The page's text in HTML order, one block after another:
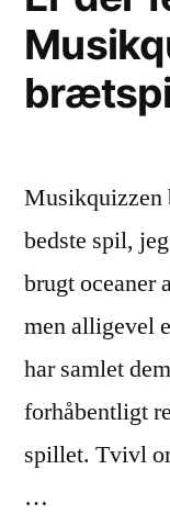
Musikquizzen
bedste spil,
brugt oceaner
men alligevel
har samlet
forhåbentligt
spillet. Tvivl
…